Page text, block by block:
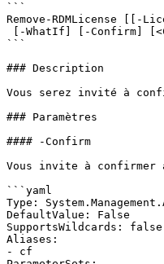
```
Remove-RDMLicense [[-
```
### Description
Vous serez invité à
### Paramètres
#### -Confirm
Vous invite à confirmer
```yaml
Type:
DefaultValue: False
SupportsWildcards: false
Aliases:
- cf